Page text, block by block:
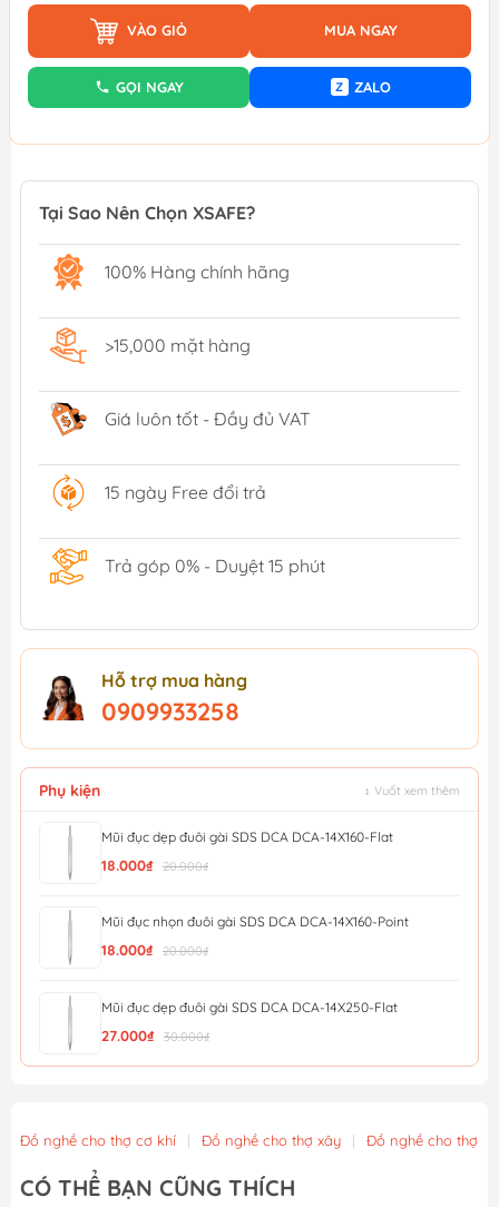
VÀO GIỎ MUA NGAY
GỌI NGAY Z ZALO
Tại Sao Nên Chọn XSAFE?
100% Hàng chính hãng
>15,000 mặt hàng
Giá luôn tốt - Đầy đủ VAT
15 ngày Free đổi trả
Trả góp 0% - Duyệt 15 phút
Hỗ trợ mua hàng
0909933258
Phụ kiện ↕ Vuốt xem thêm
Mũi đục dẹp đuôi gài SDS DCA DCA-14X160-Flat
18.000₫ 20.000₫
Mũi đục nhọn đuôi gài SDS DCA DCA-14X160-Point
18.000₫ 20.000₫
Mũi đục dẹp đuôi gài SDS DCA DCA-14X250-Flat
27.000₫ 30.000₫
Mũi Đục Dẹp Đuôi Gài 14X250X20Mm Wgz1202 - Wadfow
Đồ nghề cho thợ cơ khí | Đồ nghề cho thợ xây | Đồ nghề cho thợ
CÓ THỂ BẠN CŨNG THÍCH